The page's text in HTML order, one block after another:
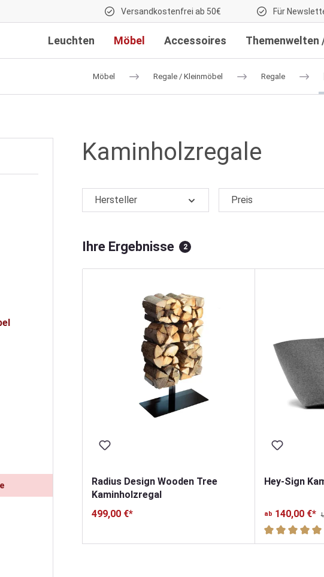
Versandkostenfrei ab 50€ Für
Leuchten Möbel Accessoires Themenwelten
Möbel Regale / Kleinmöbel Regale
Kaminholzregale
Hersteller Preis
Ihre Ergebnisse 2
Radius Design Wooden Tree
Kaminholzregal
499,00 €*
Hey-Sign
ab 140,00 €*